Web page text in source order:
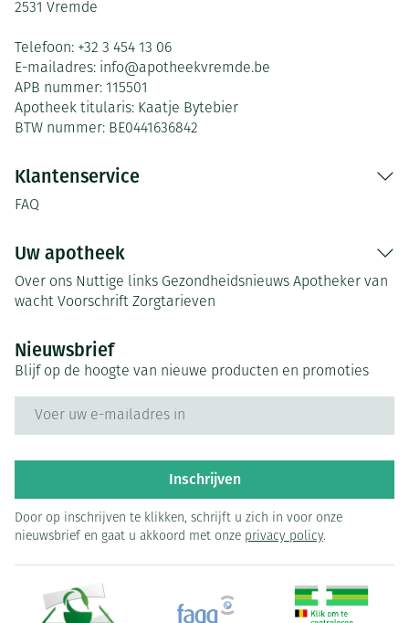
2531 Vremde
Telefoon: +32 3 454 13 06
E-mailadres: info@apotheekvremde.be
APB nummer: 115501
Apotheek titularis: Kaatje Bytebier
BTW nummer: BE0441636842
Klantenservice
FAQ
Uw apotheek
Over ons Nuttige links Gezondheidsnieuws Apotheker van
wacht Voorschrift Zorgtarieven
Nieuwsbrief
Blijf op de hoogte van nieuwe producten en promoties
Inschrijven
Door op inschrijven te klikken, schrijft u zich in voor onze
nieuwsbrief en gaat u akkoord met onze privacy policy.